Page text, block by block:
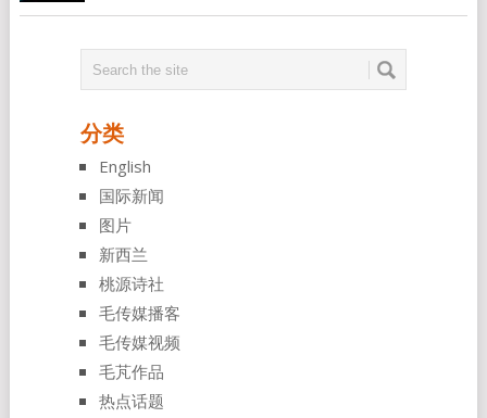
分类
English
国际新闻
图片
新西兰
桃源诗社
毛传媒播客
毛传媒视频
毛芃作品
热点话题